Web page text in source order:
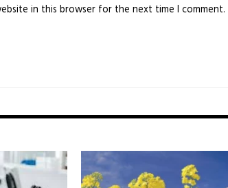
in this browser for the next time I comment.